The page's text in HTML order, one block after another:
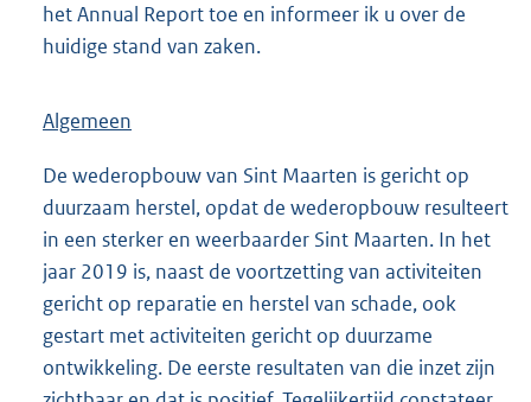
het Annual Report toe en informeer ik u over de
huidige stand van zaken.
Algemeen
De wederopbouw van Sint Maarten is gericht op
duurzaam herstel, opdat de wederopbouw resulteert
in een sterker en weerbaarder Sint Maarten. In het
jaar 2019 is, naast de voortzetting van activiteiten
gericht op reparatie en herstel van schade, ook
gestart met activiteiten gericht op duurzame
ontwikkeling. De eerste resultaten van die inzet zijn